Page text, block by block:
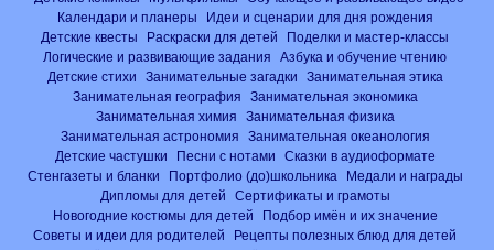
Календари и планеры
Идеи и сценарии для дня рождения
Детские квесты
Раскраски для детей
Поделки и мастер-классы
Логические и развивающие задания
Азбука и обучение чтению
Детские стихи
Занимательные загадки
Занимательная этика
Занимательная география
Занимательная экономика
Занимательная химия
Занимательная физика
Занимательная астрономия
Занимательная океанология
Детские частушки
Песни с нотами
Сказки в аудиоформате
Стенгазеты и бланки
Портфолио (до)школьника
Медали и награды
Дипломы для детей
Сертификаты и грамоты
Новогодние костюмы для детей
Подбор имён и их значение
Советы и идеи для родителей
Рецепты полезных блюд для детей